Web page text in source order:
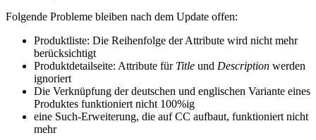
Folgende Probleme bleiben nach dem Update offen:
Produktliste: Die Reihenfolge der Attribute wird nicht mehr
berücksichtigt
Produktdetailseite: Attribute für Title und Description werden
ignoriert
Die Verknüpfung der deutschen und englischen Variante eines
Produktes funktioniert nicht 100%ig
eine Such-Erweiterung, die auf CC aufbaut, funktioniert nicht
mehr